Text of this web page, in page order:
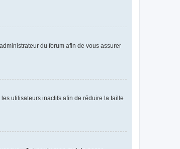
du forum afin de vous assurer
utilisateurs inactifs afin de réduire la taille